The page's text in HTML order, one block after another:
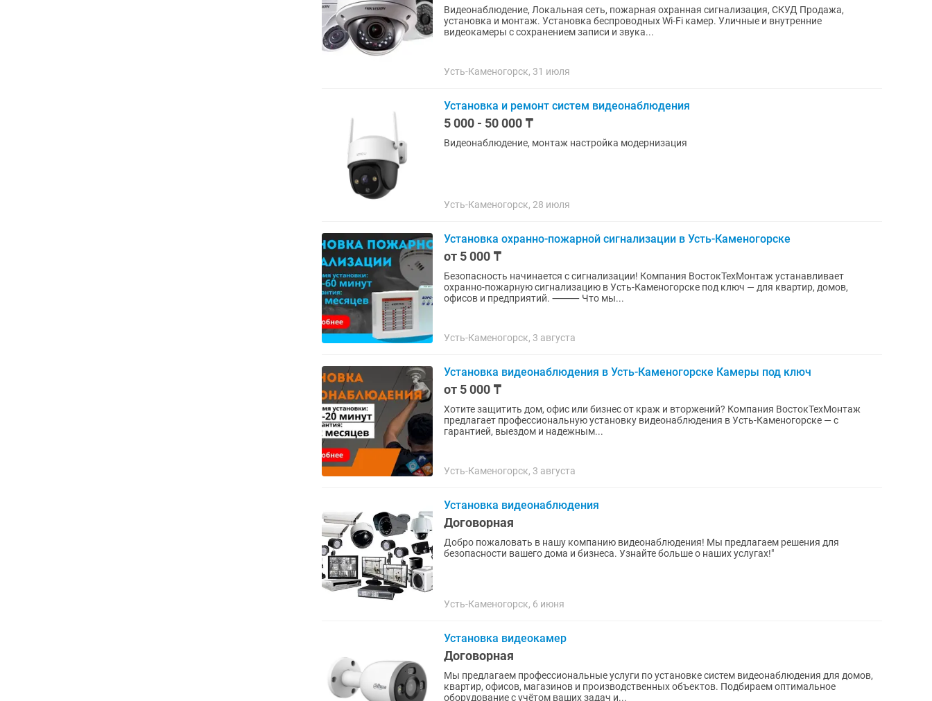
Видеонаблюдение, Локальная сеть, пожарная охранная сигнализация, СКУД Продажа,
установка и монтаж. Установка беспроводных Wi-Fi камер. Уличные и внутренние
видеокамеры с сохранением записи и звука...
Усть-Каменогорск, 31 июля
Установка и ремонт систем видеонаблюдения
5 000 - 50 000 ₸
Видеонаблюдение, монтаж настройка модернизация
Усть-Каменогорск, 28 июля
Установка охранно-пожарной сигнализации в Усть-Каменогорске
от 5 000 ₸
Безопасность начинается с сигнализации! Компания ВостокТехМонтаж устанавливает
охранно-пожарную сигнализацию в Усть-Каменогорске под ключ — для квартир, домов,
офисов и предприятий. ⸻ Что мы...
Усть-Каменогорск, 3 августа
Установка видеонаблюдения в Усть-Каменогорске Камеры под ключ
от 5 000 ₸
Хотите защитить дом, офис или бизнес от краж и вторжений? Компания ВостокТехМонтаж
предлагает профессиональную установку видеонаблюдения в Усть-Каменогорске — с
гарантией, выездом и надежным...
Усть-Каменогорск, 3 августа
Установка видеонаблюдения
Договорная
Добро пожаловать в нашу компанию видеонаблюдения! Мы предлагаем решения для
безопасности вашего дома и бизнеса. Узнайте больше о наших услугах!"
Усть-Каменогорск, 6 июня
Установка видеокамер
Договорная
Мы предлагаем профессиональные услуги по установке систем видеонаблюдения для домов,
квартир, офисов, магазинов и производственных объектов. Подбираем оптимальное
оборудование с учётом ваших задач и...